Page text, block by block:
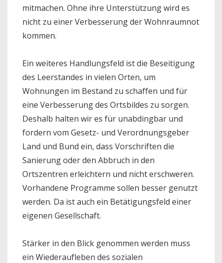
mitmachen. Ohne ihre Unterstützung wird es
nicht zu einer Verbesserung der Wohnraumnot
kommen.
Ein weiteres Handlungsfeld ist die Beseitigung
des Leerstandes in vielen Orten, um
Wohnungen im Bestand zu schaffen und für
eine Verbesserung des Ortsbildes zu sorgen.
Deshalb halten wir es für unabdingbar und
fordern vom Gesetz- und Verordnungsgeber
Land und Bund ein, dass Vorschriften die
Sanierung oder den Abbruch in den
Ortszentren erleichtern und nicht erschweren.
Vorhandene Programme sollen besser genutzt
werden. Da ist auch ein Betätigungsfeld einer
eigenen Gesellschaft.
Stärker in den Blick genommen werden muss
ein Wiederaufleben des sozialen